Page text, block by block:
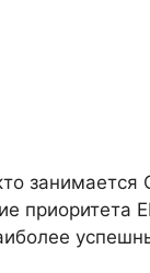
занимается
приоритета